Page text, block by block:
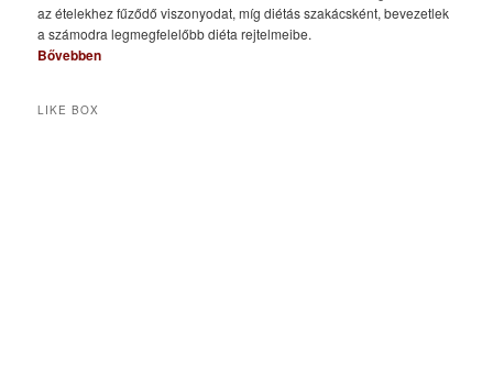
az ételekhez fűződő viszonyodat, míg diétás szakácsként, bevezetlek
a számodra legmegfelelőbb diéta rejtelmeibe.
Bővebben
LIKE BOX